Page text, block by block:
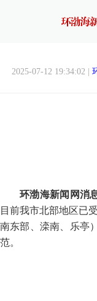
2025-07-12 19:34:02 |
环渤海新闻网消
目前我市北部地区已
南东部、滦南、乐亭
范。